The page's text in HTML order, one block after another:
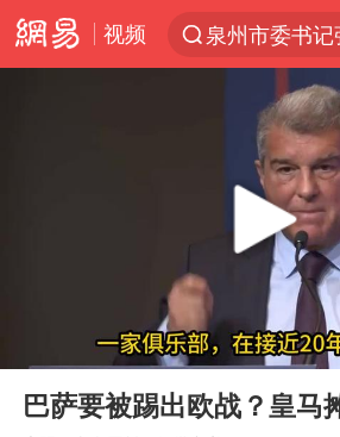
视频
泉州市委书
秋天的第一杯
四川宜宾高
Play
巴萨要被踢出欧战？皇马